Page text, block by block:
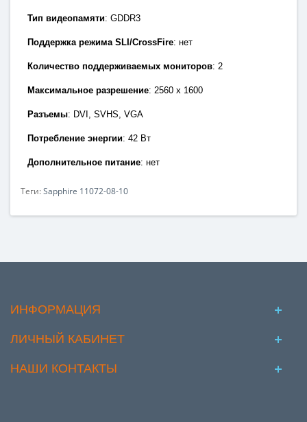
Тип видеопамяти: GDDR3
Поддержка режима SLI/CrossFire: нет
Количество поддерживаемых мониторов: 2
Максимальное разрешение: 2560 х 1600
Разъемы: DVI, SVHS VGA
Потребление энергии: 42 Вт
Дополнительное питание: нет
Теги:Sapphire 11072-08-10
ИНФОРМАЦИЯ
ЛИЧНЫЙ КАБИНЕТ
НАШИ КОНТАКТЫ